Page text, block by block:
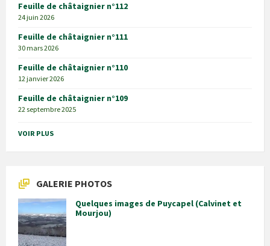
Feuille de châtaignier n°112
24 juin 2026
Feuille de châtaignier n°111
30 mars 2026
Feuille de châtaignier n°110
12 janvier 2026
Feuille de châtaignier n°109
22 septembre 2025
VOIR PLUS
GALERIE PHOTOS
Quelques images de Puycapel (Calvinet et
Mourjou)